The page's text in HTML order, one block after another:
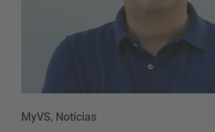
MyVS, Notícias